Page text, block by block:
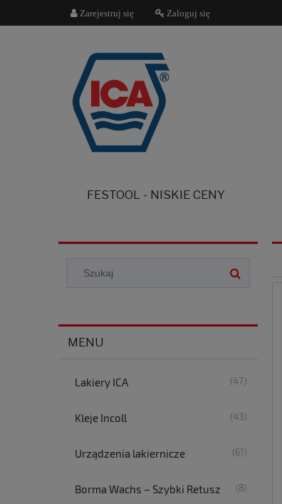
Zarejestruj się Zaloguj się
FESTOOL - NISKIE CENY
MENU
Lakiery ICA (47)
Kleje Incoll (43)
Urządzenia lakiernicze (61)
Borma Wachs – Szybki Retusz (8)